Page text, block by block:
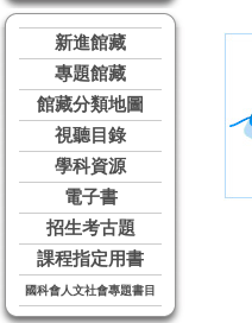
新進館藏
專題館藏
館藏分類地圖
視聽目錄
學科資源
電子書
招生考古題
課程指定用書
國科會人文社會專題書目